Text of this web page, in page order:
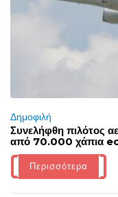
Δημοφιλή
Συνελήφθη πιλότος
από 70.000 χάπια
Περισσότερα